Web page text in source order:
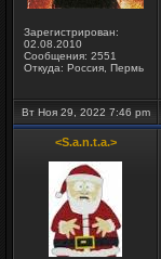
Зарегистрирован:
02.08.2010
Сообщения: 2551
Откуда: Россия, Пермь
Вт Ноя 29, 2022 7:46 pm
<S.a.n.t.a.>